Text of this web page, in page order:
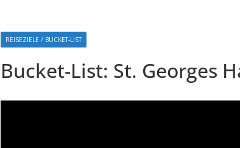
REISEZIELE / BUCKET-LIST
Bucket-List: St. Georges